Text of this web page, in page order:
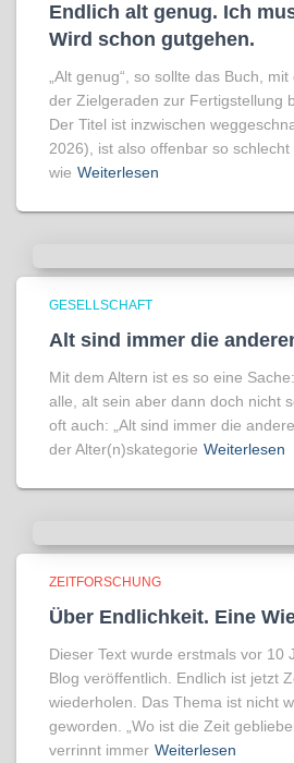
Endlich alt genug. Ich
Wird schon gutgehen.
„Alt genug“, so sollte das Buch,
der Zielgeraden zur Fertigstellung
Der Titel ist inzwischen
2026), ist also offenbar so
wie Weiterlesen
GESELLSCHAFT
Alt sind immer die
Mit dem Altern ist es so eine
alle, alt sein aber dann doch nicht
oft auch: „Alt sind immer die
der Alter(n)skategorie Weiterlesen
ZEITFORSCHUNG
Über Endlichkeit. Eine
Dieser Text wurde erstmals vor 10
Blog veröffentlich. Endlich ist jetzt
wiederholen. Das Thema ist nicht
geworden. „Wo ist die Zeit
verrinnt immer Weiterlesen